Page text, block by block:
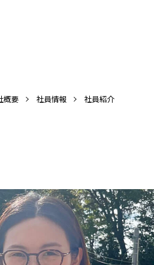
概要 社員情報 社員紹介